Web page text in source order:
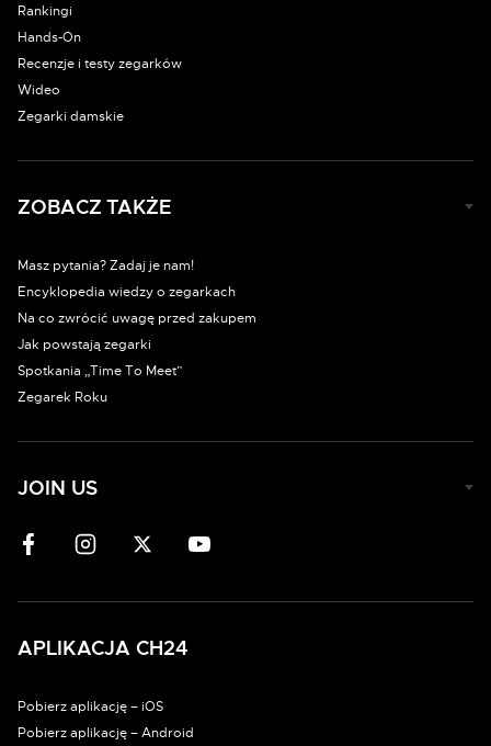
Rankingi
Hands-On
Recenzje i testy zegarków
Wideo
Zegarki damskie
ZOBACZ TAKŻE
Masz pytania? Zadaj je nam!
Encyklopedia wiedzy o zegarkach
Na co zwrócić uwagę przed zakupem
Jak powstają zegarki
Spotkania „Time To Meet”
Zegarek Roku
JOIN US
APLIKACJA CH24
Pobierz aplikację – iOS
Pobierz aplikację – Android